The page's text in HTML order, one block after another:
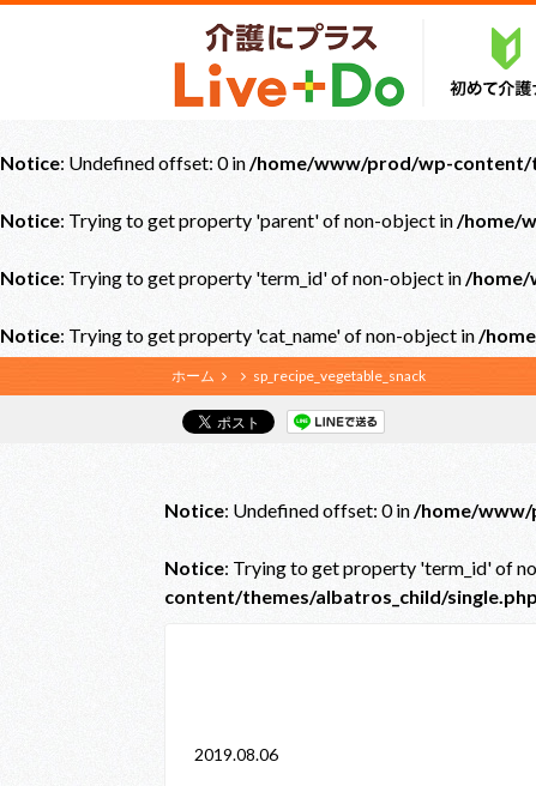
Notice: Undefined offset: 0 in/home/www/prod/wp-content/
Notice: Trying to get property 'parent' of non-object in/home/
Notice: Trying to get property 'term_id' of non-object in/home/
Notice: Trying to get property 'cat_name' of non-object in/
ホーム sp_recipe_vegetable_snack
Notice: Undefined offset: 0 in/home/www/
Notice: Trying to get property 'term_id' of
content/themes/albatros_child/single.php
2019.08.06